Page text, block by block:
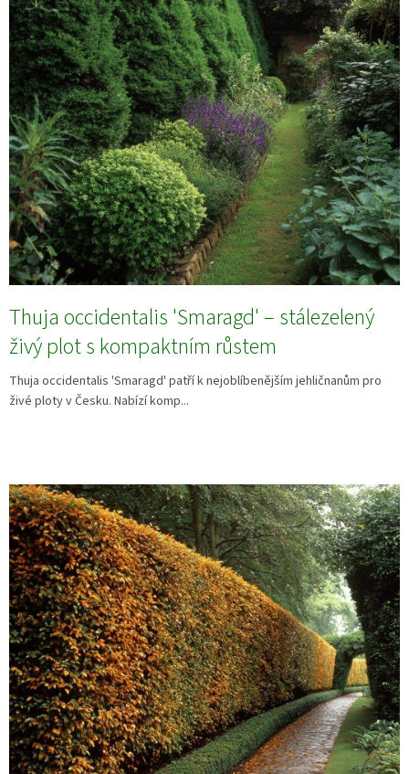
Thuja occidentalis 'Smaragd' – stálezelený
živý plot s kompaktním růstem
Thuja occidentalis 'Smaragd' patří k nejoblíbenějším jehličnanům pro
živé ploty v Česku. Nabízí komp...